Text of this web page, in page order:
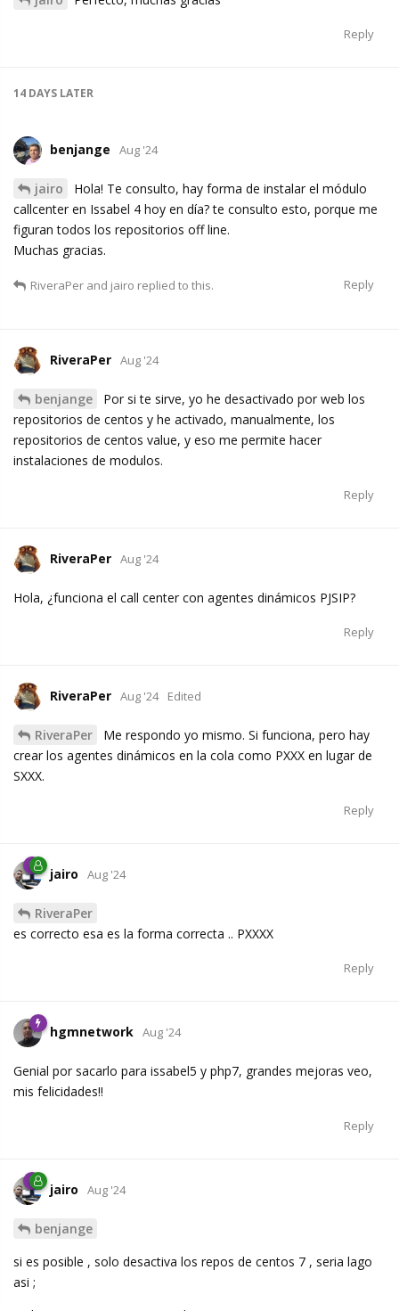
Reply
14 DAYS LATER
benjange Aug '24
jairo
Hola! Te consulto, hay forma de instalar el módulo
callcenter en Issabel 4 hoy en día? te consulto esto, porque me
figuran todos los repositorios off line.
Muchas gracias.
Reply
RiveraPer and jairo replied to this.
RiveraPer Aug '24
benjange
Por si te sirve, yo he desactivado por web los
repositorios de centos y he activado, manualmente, los
repositorios de centos value, y eso me permite hacer
instalaciones de modulos.
Reply
RiveraPer Aug '24
Hola, ¿funciona el call center con agentes dinámicos PJSIP?
Reply
RiveraPer Aug '24 Edited
RiveraPer
Me respondo yo mismo. Si funciona, pero hay
crear los agentes dinámicos en la cola como PXXX en lugar de
SXXX.
Reply
jairo Aug '24
RiveraPer
es correcto esa es la forma correcta .. PXXXX
Reply
hgmnetwork Aug '24
Genial por sacarlo para issabel5 y php7, grandes mejoras veo,
mis felicidades!!
Reply
jairo Aug '24
benjange
si es posible , solo desactiva los repos de centos 7 , seria lago
asi ;